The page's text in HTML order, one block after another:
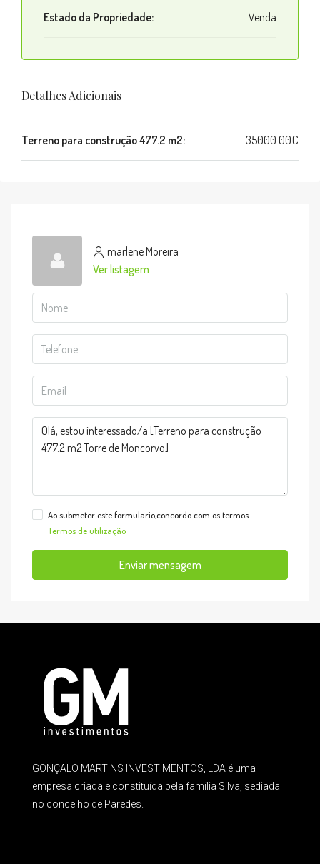
Estado da Propriedade: Venda
Detalhes Adicionais
Terreno para construção 477.2 m2: 35000.00€
marlene Moreira
Ver listagem
Ao submeter este formulario,concordo com os termos
Termos de utilização
Enviar mensagem
GONÇALO MARTINS INVESTIMENTOS, LDA é uma
empresa criada e constituída pela família Silva, sediada
no concelho de Paredes.